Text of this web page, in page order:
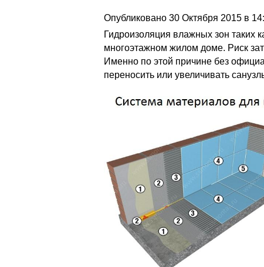
Опубликовано 30 Октября 2015 в
Гидроизоляция влажных зон таких
многоэтажном жилом доме. Риск
Именно по этой причине без
переносить или увеличивать